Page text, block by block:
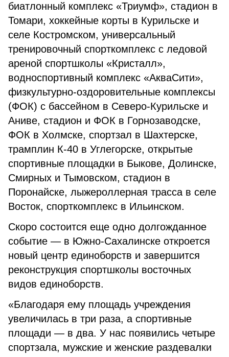
биатлонный комплекс «Триумф», стадион в
Томари, хоккейные корты в Курильске и
селе Костромском, универсальный
тренировочный спорткомплекс с ледовой
ареной спортшколы «Кристалл»,
водноспортивный комплекс «АкваСити»,
физкультурно-оздоровительные комплексы
(ФОК) с бассейном в Северо-Курильске и
Аниве, стадион и ФОК в Горнозаводске,
ФОК в Холмске, спортзал в Шахтерске,
трамплин К-40 в Углегорске, открытые
спортивные площадки в Быкове, Долинске,
Смирных и Тымовском, стадион в
Поронайске, лыжероллерная трасса в селе
Восток, спорткомплекс в Ильинском.
Скоро состоится еще одно долгожданное
событие — в Южно-Сахалинске откроется
новый центр единоборств и завершится
реконструкция спортшколы восточных
видов единоборств.
«Благодаря ему площадь учреждения
увеличилась в три раза, а спортивные
площади — в два. У нас появились четыре
спортзала, мужские и женские раздевалки